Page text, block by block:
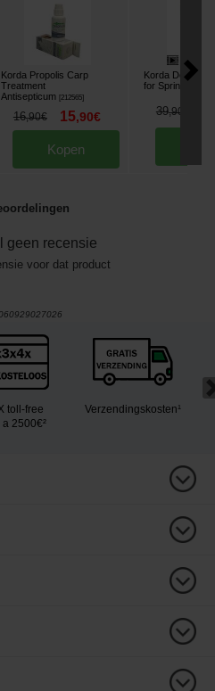
Korda Propolis Carp
Treatment
Antisepticum [212565]
16,90€ 15,90€
Kopen
Korda Deep
for Spring Bow
39,90
geen recensie
voor dat product
toll-free
2500€²
Verzendingskosten¹